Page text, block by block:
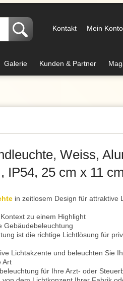
Kontakt Mein Konto
Galerie Kunden & Partner
Weiss,
IP54, 25 cm x 11 cm
in zeitlosem Design für attraktive
zu einem Highlight
Gebäudebeleuchtung
ist die richtige Lichtlösung für
Lichtakzente und beleuchten Sie
Art
für Ihre Arzt- oder